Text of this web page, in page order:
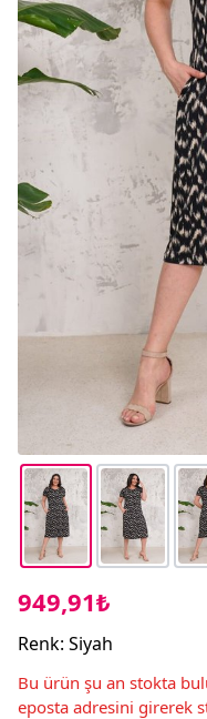
949,91₺
Renk: Siyah
Bu ürün şu an stokta
eposta adresini girerek